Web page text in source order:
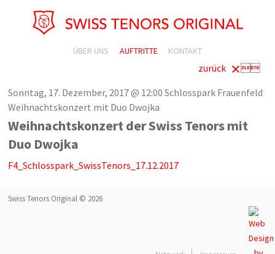
ÜBER UNS AUFTRITTE KONTAKT
zurück

Sonntag, 17. Dezember, 2017 @ 12:00 Schlosspark Frauenfeld
Weihnachtskonzert mit Duo Dwojka
Weihnachtskonzert der Swiss Tenors mit
Duo Dwojka
F4_Schlosspark_SwissTenors_17.12.2017
Swiss Tenors Original © 2026